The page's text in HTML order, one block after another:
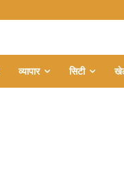
व्यापार सिटी